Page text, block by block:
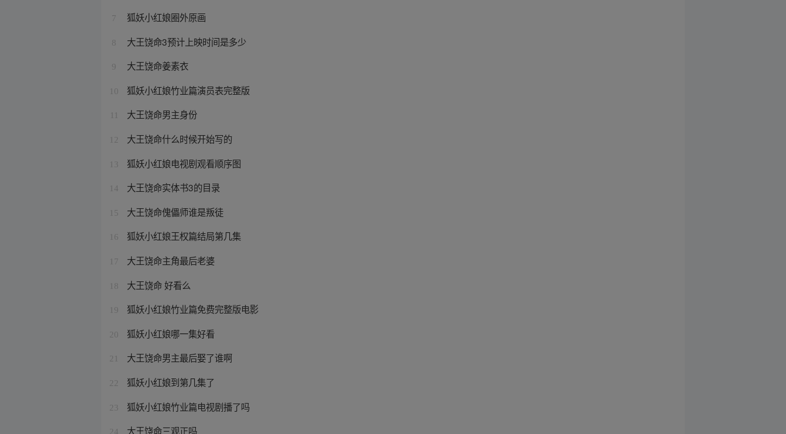
7 狐妖小红娘圈外原画
8 大王饶命3预计上映时间是多少
9 大王饶命姜素衣
10 狐妖小红娘竹业篇演员表完整版
大王饶命男主身份
12 大王饶命什么时候开始写的
13 狐妖小红娘电视剧观看顺序图
14 大王饶命实体书3的目录
15 大王饶命傀儡师谁是叛徒
16 狐妖小红娘王权篇结局第几集
17 大王饶命主角最后老婆
18 大王饶命 好看么
19 狐妖小红娘竹业篇免费完整版电影
20 狐妖小红娘哪一集好看
21 大王饶命男主最后娶了谁啊
22 狐妖小红娘到第几集了
23 狐妖小红娘竹业篇电视剧播了吗
24 大王饶命三观正吗